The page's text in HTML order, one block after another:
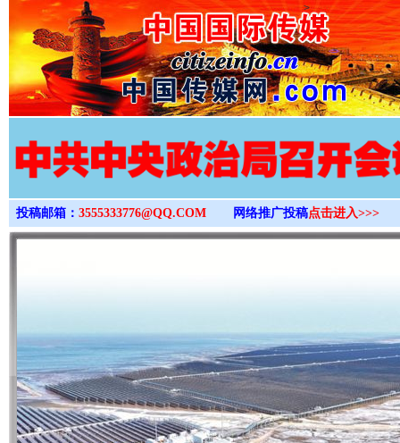
>
投稿邮箱： 3555333776@QQ.COM 网络推广投稿点击进入>>>